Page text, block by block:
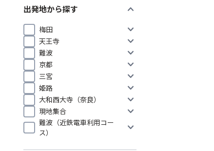
出発地から探す expand_more
梅田 expand_more
天王寺 expand_more
難波 expand_more
京都 expand_more
三宮 expand_more
姫路 expand_more
大和西大寺（奈良） expand_more
現地集合 expand_more
難波（近鉄電車利用コー
ス）
expand_more